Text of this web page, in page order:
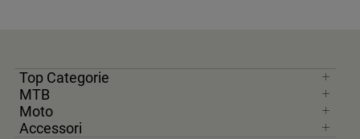
Top Categorie
MTB
Moto
Accessori